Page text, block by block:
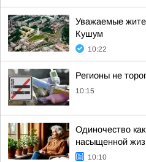
Уважаемые
Кушум
10:22
Регионы не
10:15
Одиночество
насыщенной
10:10